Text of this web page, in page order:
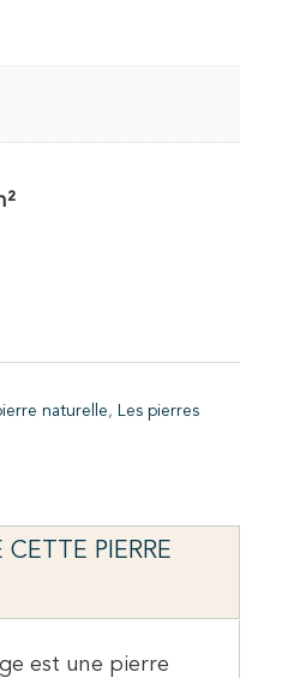
naturelle, Les pierres
CETTE PIERRE
est une pierre